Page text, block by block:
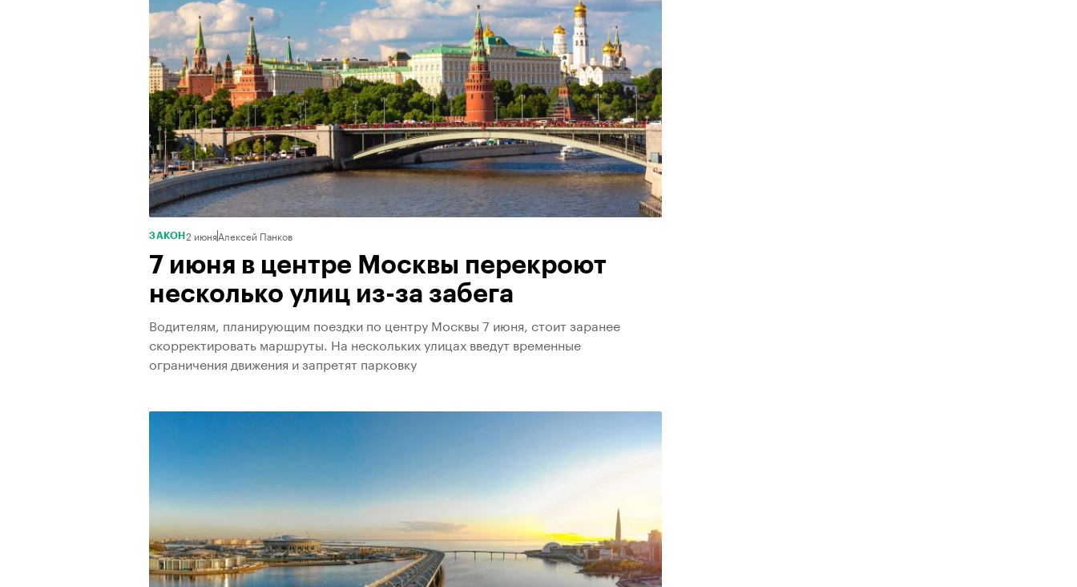
ЗАКОН 2 июняАлексей Панков
7 июня в центре Москвы перекроют
несколько улиц из-за забега
Водителям, планирующим поездки по центру Москвы 7 июня, стоит заранее
скорректировать маршруты. На нескольких улицах введут временные
ограничения движения и запретят парковку